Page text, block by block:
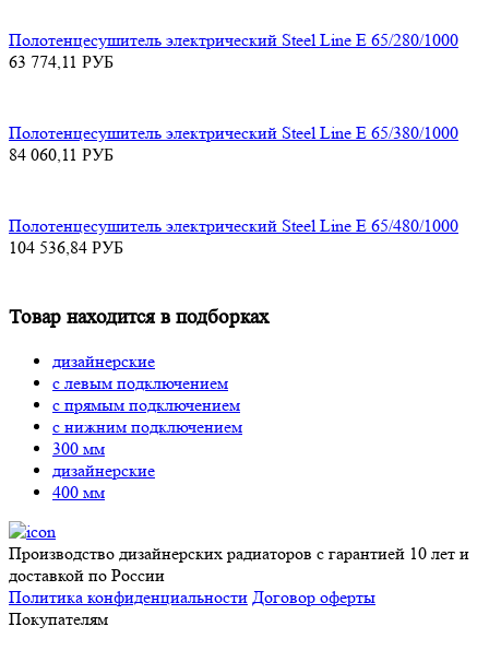
Полотенцесушитель электрический Steel Line E 65/280/1000
63 774,11 РУБ
Полотенцесушитель электрический Steel Line E 65/380/1000
84 060,11 РУБ
Полотенцесушитель электрический Steel Line E 65/480/1000
104 536,84 РУБ
Товар находится в подборках
дизайнерские
с левым подключением
с прямым подключением
с нижним подключением
300 мм
дизайнерские
400 мм
Производство дизайнерских радиаторов с гарантией 10 лет и
доставкой по России
Политика конфиденциальности Договор оферты
Покупателям